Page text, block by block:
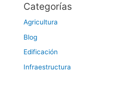
Categorías
Agricultura
Blog
Edificación
Infraestructura